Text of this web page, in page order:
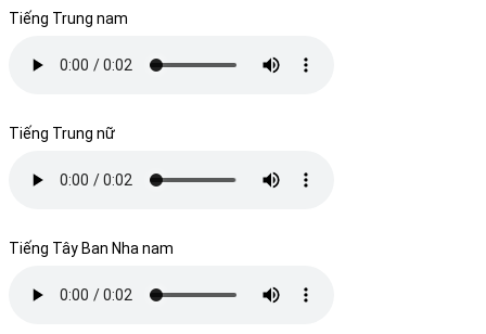
Tiếng Trung nam
Tiếng Trung nữ
Tiếng Tây Ban Nha nam